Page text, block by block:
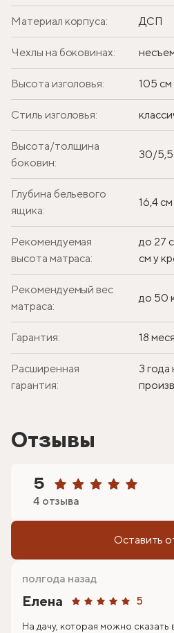
Материал корпуса: ДСП
Чехлы на боковинах:
Высота изголовья: 105 см
Стиль изголовья:
Высота/толщина
боковин:
30/5,5
Глубина бельевого
ящика:
16,4 см
Рекомендуемая
высота матраса:
до 27
см у
Рекомендуемый вес
матраса:
до 50
Гарантия: 18
Расширенная
гарантия:
3 года
Отзывы
5
4 отзыва
Оставить
Елена 5
полгода назад
На дачу, которая можно